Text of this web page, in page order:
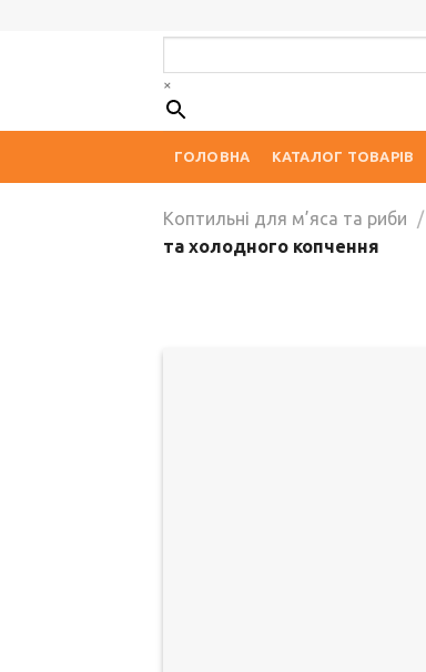
×
ГОЛОВНА КАТАЛОГ ТОВАРІВ
Коптильні для м’яса та риби /
та холодного копчення